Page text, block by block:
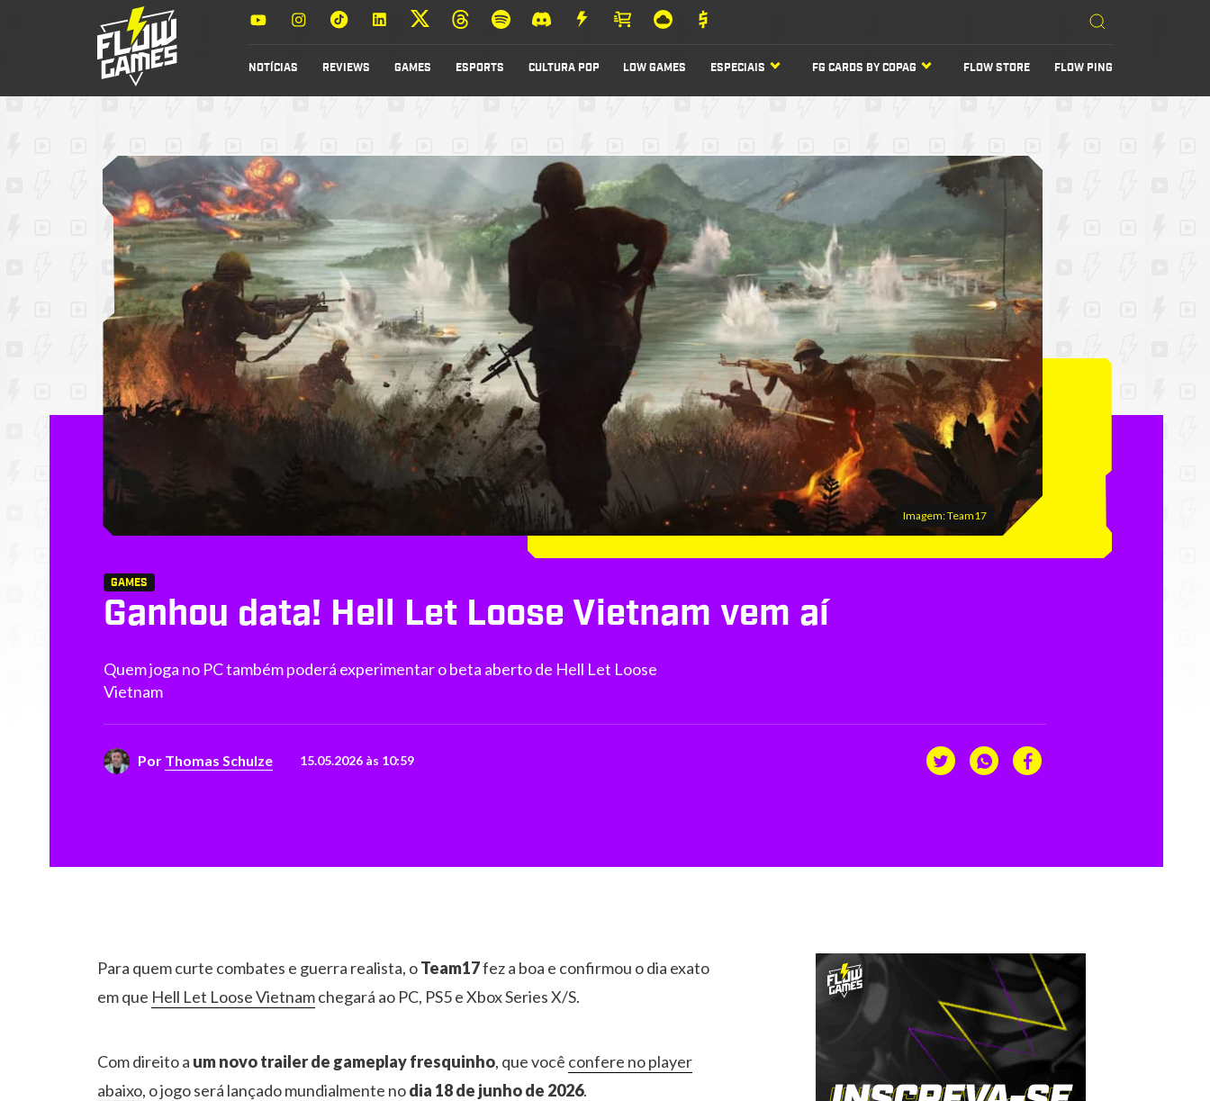
NOTÍCIAS REVIEWS GAMES ESPORTS CULTURA POP LOW GAMES ESPECIAIS FG CARDS BY COPAG FLOW STORE FLOW PING
Imagem: Team17
GAMES
Ganhou data! Hell Let Loose Vietnam vem aí
Quem joga no PC também poderá experimentar o beta aberto de Hell Let Loose
Vietnam
Por Thomas Schulze 15.05.2026 às 10:59
Para quem curte combates e guerra realista, oTeam17fez a boa e confirmou o dia exato
em que Hell Let Loose Vietnamchegará ao PC, PS5 e Xbox Series X/S.
Com direito a um novo trailer de gameplay fresquinho, que você confere no player
abaixo, o jogo será lançado mundialmente nodia 18 de junho de 2026.